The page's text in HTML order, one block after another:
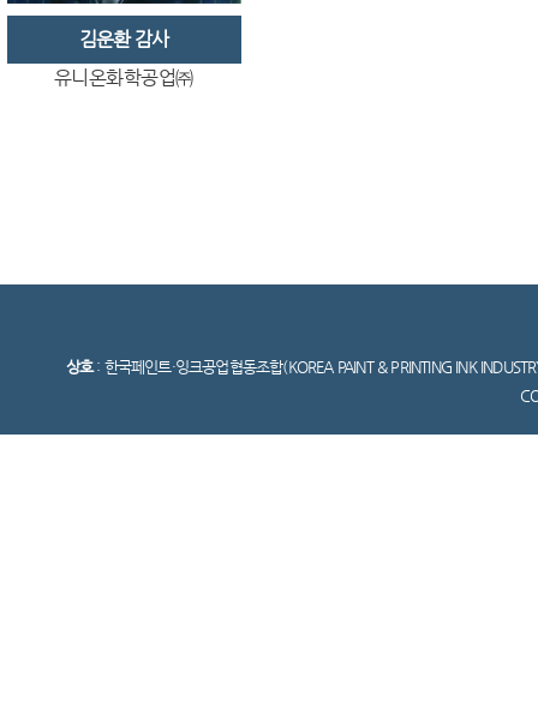
김운환 감사
유니온화학공업㈜
상호: 한국페인트·잉크공업협동조합(KOREA PAINT & PRINTING INK